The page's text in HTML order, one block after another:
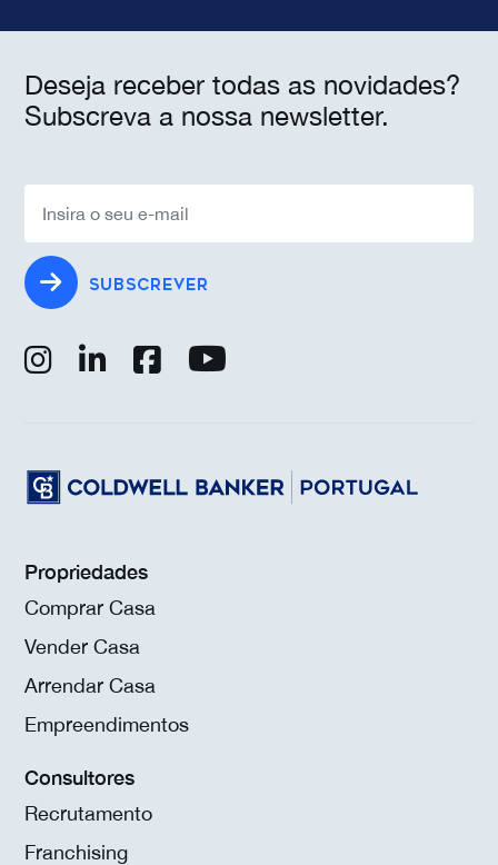
Deseja receber todas as novidades?
Subscreva a nossa newsletter.
SUBSCREVER
Propriedades
Comprar Casa
Vender Casa
Arrendar Casa
Empreendimentos
Consultores
Recrutamento
Franchising